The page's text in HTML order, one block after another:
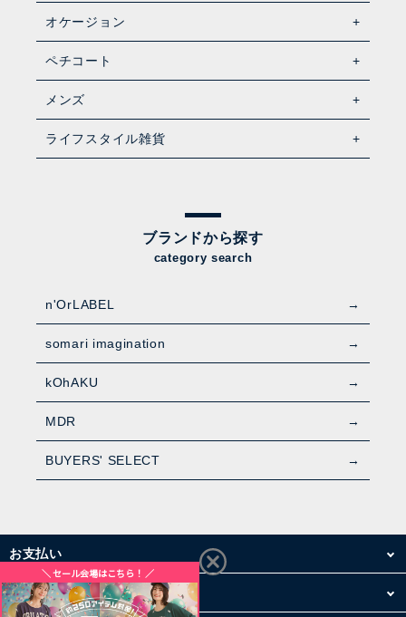
オケージョン
ペチコート
メンズ
ライフスタイル雑貨
ブランドから探す
category search
n'OrLABEL
somari imagination
kOhAKU
MDR
BUYERS' SELECT
お支払い
配送・送料